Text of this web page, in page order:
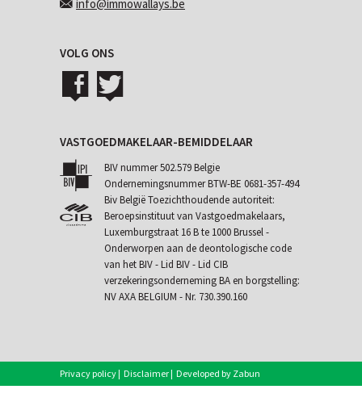
info@immowallays.be
VOLG ONS
VASTGOEDMAKELAAR-BEMIDDELAAR
BIV nummer 502.579 Belgie
Ondernemingsnummer BTW-BE 0681-357-494
Biv België Toezichthoudende autoriteit:
Beroepsinstituut van Vastgoedmakelaars,
Luxemburgstraat 16 B te 1000 Brussel -
Onderworpen aan de deontologische code
van het BIV- Lid BIV - Lid CIB
verzekeringsonderneming BA en borgstelling:
NV AXA BELGIUM - Nr. 730.390.160
Privacy policy| Disclaimer| Developed by Zabun